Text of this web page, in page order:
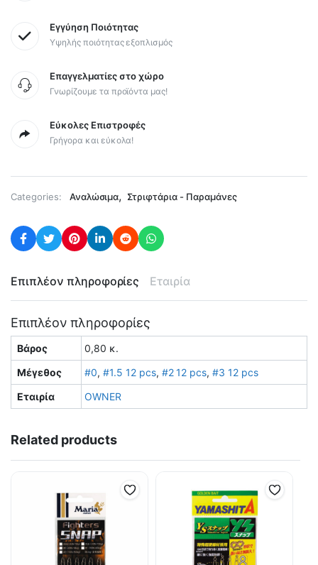
Εγγύηση Ποιότητας
Υψηλής ποιότητας εξοπλισμός
Επαγγελματίες στο χώρο
Γνωρίζουμε τα προϊόντα μας!
Εύκολες Επιστροφές
Γρήγορα και εύκολα!
Categories: Αναλώσιμα, Στριφτάρια - Παραμάνες
Επιπλέον πληροφορίες Εταιρία
Επιπλέον πληροφορίες
Βάρος
0,80 κ.
Μέγεθος
#0, #1.5 12 pcs, #2 12 pcs,#3 12 pcs
Εταιρία
OWNER
Related products